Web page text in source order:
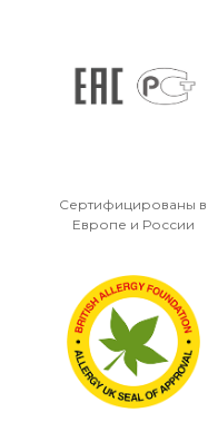
Сертифицированы в
Европе и России